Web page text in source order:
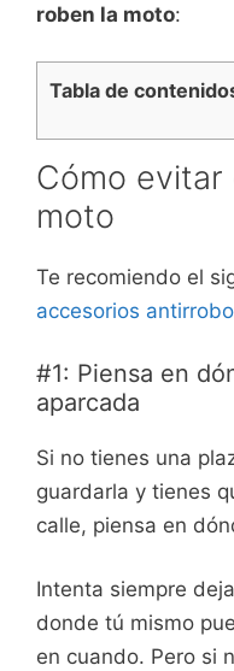
roben la moto:
Tabla de
Cómo
moto
Te recomiendo el
accesorios
#1: Piensa en
aparcada
Si no tienes una
guardarla y tienes
calle, piensa en
Intenta siempre
donde tú mismo
en cuando. Pero si